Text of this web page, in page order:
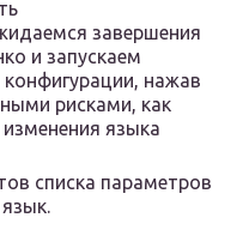
завершения
и запускаем
нажав
рисками, как
языка
списка параметров